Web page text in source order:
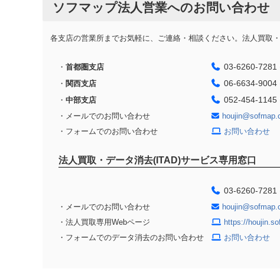
ソフマップ法人営業へのお問い合わせ
各支店の営業所までお気軽に、ご連絡・相談ください。法人買取
・ 首都圏支店 03-6260-7281
・ 関西支店 06-6634-9004
・ 中部支店 052-454-1145
・メールでのお問い合わせ
・フォームでのお問い合わせ
お問い合わせ
法人買取・データ消去(ITAD)サービス専用窓口
03-6260-7281
・メールでのお問い合わせ
・法人買取専用Webページ
https://
・フォームでのデータ消去のお問い合わせ
お問い合わせ